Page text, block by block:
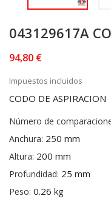
043129617A
94,80 €
Impuestos incluidos
CODO DE ASPIRACION
Número de
Anchura: 250 mm
Altura: 200 mm
Profundidad: 25 mm
Peso: 0.26 kg